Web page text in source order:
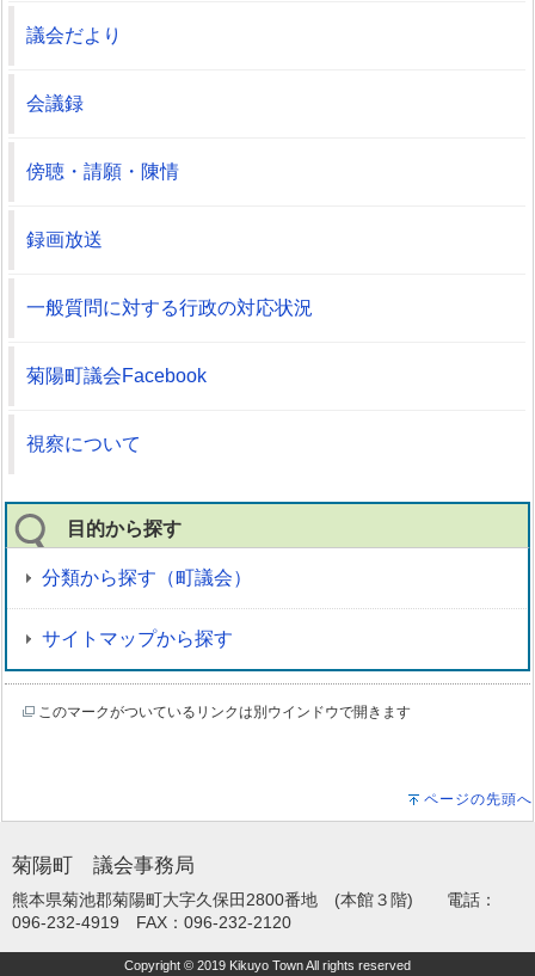
議会だより
会議録
傍聴・請願・陳情
録画放送
一般質問に対する行政の対応状況
菊陽町議会Facebook
視察について
目的から探す
分類から探す（町議会）
サイトマップから探す
このマークがついているリンクは別ウインドウで開きます
ページの先頭へ
菊陽町 議会事務局
熊本県菊池郡菊陽町大字久保田2800番地 (本館３階) 電話：
096-232-4919 FAX：096-232-2120
Copyright © 2019 Kikuyo Town All rights reserved